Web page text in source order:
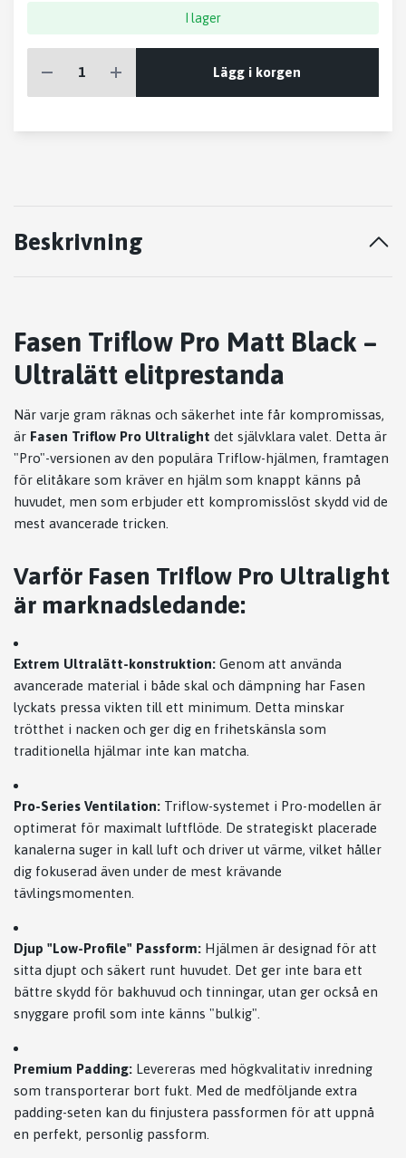
I lager
Lägg i korgen
Beskrivning
Fasen Triflow Pro Matt Black –
Ultralätt elitprestanda
När varje gram räknas och säkerhet inte får kompromissas,
är Fasen Triflow Pro Ultralight det självklara valet. Detta är
"Pro"-versionen av den populära Triflow-hjälmen, framtagen
för elitåkare som kräver en hjälm som knappt känns på
huvudet, men som erbjuder ett kompromisslöst skydd vid de
mest avancerade tricken.
Varför Fasen Triflow Pro Ultralight
är marknadsledande:
Extrem Ultralätt-konstruktion: Genom att använda
avancerade material i både skal och dämpning har Fasen
lyckats pressa vikten till ett minimum. Detta minskar
trötthet i nacken och ger dig en frihetskänsla som
traditionella hjälmar inte kan matcha.
Pro-Series Ventilation: Triflow-systemet i Pro-modellen är
optimerat för maximalt luftflöde. De strategiskt placerade
kanalerna suger in kall luft och driver ut värme, vilket håller
dig fokuserad även under de mest krävande
tävlingsmomenten.
Djup "Low-Profile" Passform: Hjälmen är designad för att
sitta djupt och säkert runt huvudet. Det ger inte bara ett
bättre skydd för bakhuvud och tinningar, utan ger också en
snyggare profil som inte känns "bulkig".
Premium Padding: Levereras med högkvalitativ inredning
som transporterar bort fukt. Med de medföljande extra
padding-seten kan du finjustera passformen för att uppnå
en perfekt, personlig passform.